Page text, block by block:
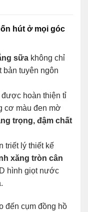
hút ở mọi góc
sữa không chỉ
bản tuyên ngôn
hoàn thiện tỉ
cơ màu đen mờ
trọng, đậm chất
triết lý thiết kế
xăng tròn cân
hình giọt nước
đến cụm đồng hồ